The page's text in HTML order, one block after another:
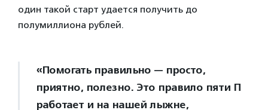
один такой старт удается получить до
полумиллиона рублей.
«Помогать правильно — просто,
приятно, полезно. Это правило пяти П
работает и на нашей лыжне,